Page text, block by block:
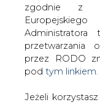
zgodnie z
przetwarzania
przez RODO
pod tym linkiem.
Jeżeli